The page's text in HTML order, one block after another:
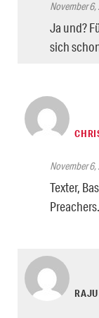
November
Ja und?
sich
November
Texter,
Preachers.
RAJU